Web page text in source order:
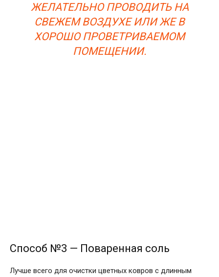
ЖЕЛАТЕЛЬНО ПРОВОДИТЬ НА
СВЕЖЕМ ВОЗДУХЕ ИЛИ ЖЕ В
ХОРОШО ПРОВЕТРИВАЕМОМ
ПОМЕЩЕНИИ.
Способ №3 — Поваренная соль
Лучше всего для очистки цветных ковров с длинным